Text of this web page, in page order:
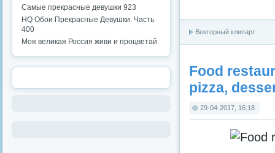
Векторный клипарт
Food
pizza,
29-04-2017, 16:18
Самые прекрасные девушки 923
HQ Обои Прекрасные Девушки. Часть
400
Моя великая Россия живи и процветай